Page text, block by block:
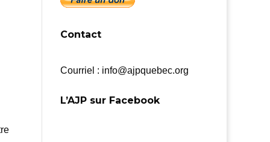
Contact
Courriel : info@ajpquebec.org
L’AJP sur Facebook